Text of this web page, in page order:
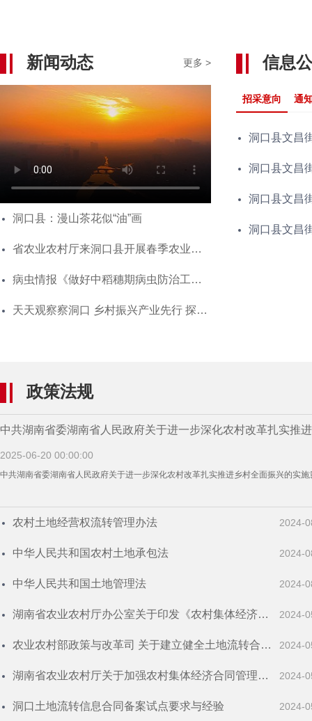
新闻动态 更多 >
洞口县：漫山茶花似“油”画
省农业农村厅来洞口县开展春季农业生
产技术指导工作
病虫情报《做好中稻穗期病虫防治工
作》
天天观察察洞口 乡村振兴产业先行 探访
信息
招采意向 通
洞口县文昌
洞口县文昌
洞口县文昌
洞口县文昌
政策法规
中共湖南省委湖南省人民政府关于进一步深化农村改革扎实推
全面振兴的实施意见
2025-06-20 00:00:00
中共湖南省委湖南省人民政府关于进一步深化农村改革扎实推进乡村全面振兴的实施
农村土地经营权流转管理办法 2024-
中华人民共和国农村土地承包法 2024-
中华人民共和国土地管理法 2024-
湖南省农业农村厅办公室关于印发《农村集体经济合
同示范文本（试行）》的通知 湘农办发〔2024〕37
号
2024-
农业农村部政策与改革司 关于建立健全土地流转合同
信息备案机制的通知
2024-
湖南省农业农村厅关于加强农村集体经济合同管理的
通知
2024-
洞口土地流转信息合同备案试点要求与经验 2024-